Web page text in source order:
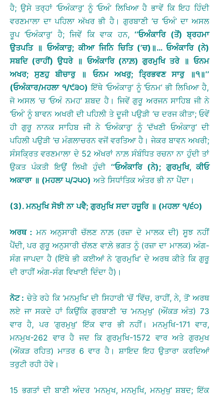
ਹੈ; ਉਸੇ ਤਰ੍ਹਾਂ ‘ਓਅੰਕਾਰੁ’ ਨੂੰ ‘ਓਅੰ’ ਲਿਖਿਆ ਹੈ ਭਾਵੇਂ ਕਿ ਇਹ ਹਿੰਦੀ
ਵਰਣਮਾਲਾ ਦਾ ਪਹਿਲਾ ਅੱਖਰ ਭੀ ਹੈ। ਗੁਰਬਾਣੀ ’ਚ ‘ਓਅੰ’ ਦਾ ਅਸਲ
ਰੂਪ ‘ਓਅੰਕਾਰੁ’ ਹੈ; ਜਿਵੇਂ ਕਿ ਵਾਕ ਹਨ,‘‘ਓਅੰਕਾਰਿ(ਤੋਂ)ਬ੍ਰਹਮਾ
ਉਤਪਤਿ ॥ ਓਅੰਕਾਰੁ;ਕੀਆ ਜਿਨਿ ਚਿਤਿ(’ਚ) ॥…ਓਅੰਕਾਰਿ(ਨੇ)
ਸਬਦਿ(ਰਾਹੀਂ)ਉਧਰੇ ॥ ਓਅੰਕਾਰਿ(ਨਾਲ਼)ਗੁਰਮੁਖਿ ਤਰੇ ॥ ਓਨਮ
ਅਖਰ;ਸੁਣਹੁ ਬੀਚਾਰੁ ॥ ਓਨਮ ਅਖਰੁ; ਤ੍ਰਿਭਵਣ ਸਾਰੁ ॥੧॥’’
(ਓਅੰਕਾਰ/ਮਹਲਾ ੧/੯੩੦) ਇੱਥੇ ‘ਓਅੰਕਾਰੁ’ ਨੂੰ ‘ਓਨਮ’ ਭੀ ਲਿਖਿਆ ਹੈ,
ਜੋ ਅਸਲ ’ਚ ‘ਓਅੰ ਨਮਹ’ ਸ਼ਬਦ ਹੈ। ਜਿਵੇਂ ਗੁਰੂ ਅਰਜਨ ਸਾਹਿਬ ਜੀ ਨੇ
‘ਓਅੰ’ ਨੂੰ ਬਾਵਨ ਅਖਰੀ ਦੀ ਪਹਿਲੀ ਤੇ ਦੂਜੀ ਪਉੜੀ ’ਚ ਦਰਜ ਕੀਤਾ; ਓਵੇਂ
ਹੀ ਗੁਰੂ ਨਾਨਕ ਸਾਹਿਬ ਜੀ ਨੇ ‘ਓਅੰਕਾਰੁ’ ਨੂੰ ‘ਦੱਖਣੀ ਓਅੰਕਾਰੁ’ ਦੀ
ਪਹਿਲੀ ਪਉੜੀ ’ਚ ਮੰਗਲਾਚਰਨ ਵਜੋਂ ਵਰਤਿਆ ਹੈ। ਜੇਕਰ ਬਾਵਨ ਅਖਰੀ;
ਸੰਸਕ੍ਰਿਤ ਵਰਣਮਾਲਾ ਦੇ 52 ਅੱਖਰਾਂ ਨਾਲ਼ ਸੰਬੰਧਿਤ ਰਚਨਾ ਨਾ ਹੁੰਦੀ ਤਾਂ
ਉਕਤ ਪੰਕਤੀ ਇਉਂ ਲਿਖੀ ਹੁੰਦੀ ‘‘ਓਅੰਕਾਰਿ(ਨੇ);ਗੁਰਮੁਖਿ,ਕੀਓ
ਅਕਾਰਾ ॥ (ਮਹਲਾ ੫/੨੫੦) ਅਤੇ ਸਿਧਾਂਤਿਕ ਅੰਤਰ ਭੀ ਨਾ ਪੈਂਦਾ।
(3).ਮਨਮੁਖਿ ਸੋਝੀ ਨਾ ਪਵੈ;ਗੁਰਮੁਖਿ ਸਦਾ ਹਜੂਰਿ ॥ (ਮਹਲਾ ੧/੬੦)
ਅਰਥ: ਮਨ ਅਨੁਸਾਰੀ ਚੱਲਣ ਨਾਲ਼ (ਰਜ਼ਾ ਦੇ ਮਾਲਕ ਦੀ) ਸੂਝ ਨਹੀਂ
ਪੈਂਦੀ, ਪਰ ਗੁਰੂ ਅਨੁਸਾਰੀ ਚੱਲਣ ਵਾਲ਼ੇ ਭਗਤ ਨੂੰ (ਰਜ਼ਾ ਦਾ ਮਾਲਕ) ਅੰਗ-
ਸੰਗ ਜਾਪਦਾ ਹੈ (ਇੱਥੇ ਭੀ ਕਈਆਂ ਨੇ ‘ਗੁਰਮੁਖਿ’ ਦੇ ਅਰਥ ਕੀਤੇ ਕਿ ਗੁਰੂ
ਦੀ ਰਾਹੀਂ ਅੰਗ-ਸੰਗ ਵਿਖਾਈ ਦਿੰਦਾ ਹੈ)।
ਨੋਟ: ਚੇਤੇ ਰਹੇ ਕਿ ‘ਮਨਮੁਖਿ’ ਦੀ ਸਿਹਾਰੀ ’ਚੋਂ ‘ਵਿੱਚ, ਰਾਹੀਂ, ਨੇ, ਤੋਂ’ ਅਰਥ
ਲਏ ਜਾ ਸਕਦੇ ਹਾਂ ਕਿਉਂਕਿ ਗੁਰਬਾਣੀ ’ਚ ‘ਮਨਮੁਖੁ’ (ਔਂਕੜ ਅੰਤ) 73
ਵਾਰ ਹੈ, ਪਰ ‘ਗੁਰਮੁਖੁ’ ਇੱਕ ਵਾਰ ਭੀ ਨਹੀਂ। ਮਨਮੁਖਿ-171 ਵਾਰ,
ਮਨਮੁਖ-262 ਵਾਰ ਹੈ ਜਦ ਕਿ ਗੁਰਮੁਖਿ-1572 ਵਾਰ ਅਤੇ ਗੁਰਮੁਖ
(ਔਂਕੜ ਰਹਿਤ) ਮਾਤਰ 6 ਵਾਰ ਹੈ। ਸ਼ਾਇਦ ਇਹ ਉਤਾਰਾ ਕਰਦਿਆਂ
ਤਰੁਟੀ ਰਹੀ ਹੋਵੇ।
15 ਭਗਤਾਂ ਦੀ ਬਾਣੀ ਅੰਦਰ ‘ਮਨਮੁਖ, ਮਨਮੁਖਿ, ਮਨਮੁਖੁ’ ਸ਼ਬਦ; ਇੱਕ